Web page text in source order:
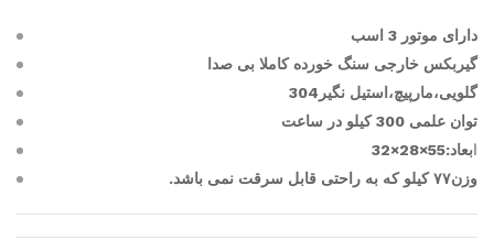
دارای موتور 3 اسب
گیربکس خارجی سنگ خورده کاملا بی صدا
گلویی،مارپیچ،استیل نگیر304
توان علمی 300 کیلو در ساعت
ابعاد:55×28×32
وزن۷۷ کیلو که به راحتی قابل سرقت نمی باشد.